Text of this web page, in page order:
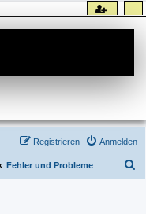
Anmelden
Registrieren
Fehler und Probleme